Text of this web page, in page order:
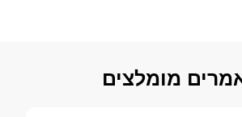
מומלצים